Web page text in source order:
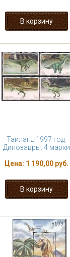
Таиланд 1997 год.
Динозавры. 4 марки
Цена: 1 190,00 руб.